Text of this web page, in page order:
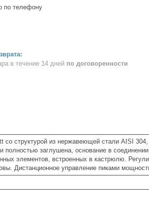
по телефону
в течение 14 дней по договоренности
из нержавеющей стали AISI 304,
полностью заглушена, основание в
элементов, встроенных в кастрюлю.
Дистанционное управление пиками